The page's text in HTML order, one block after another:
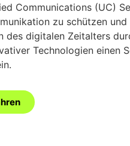
Communications (UC)
zu schützen und
des digitalen Zeitalters
Technologien einen